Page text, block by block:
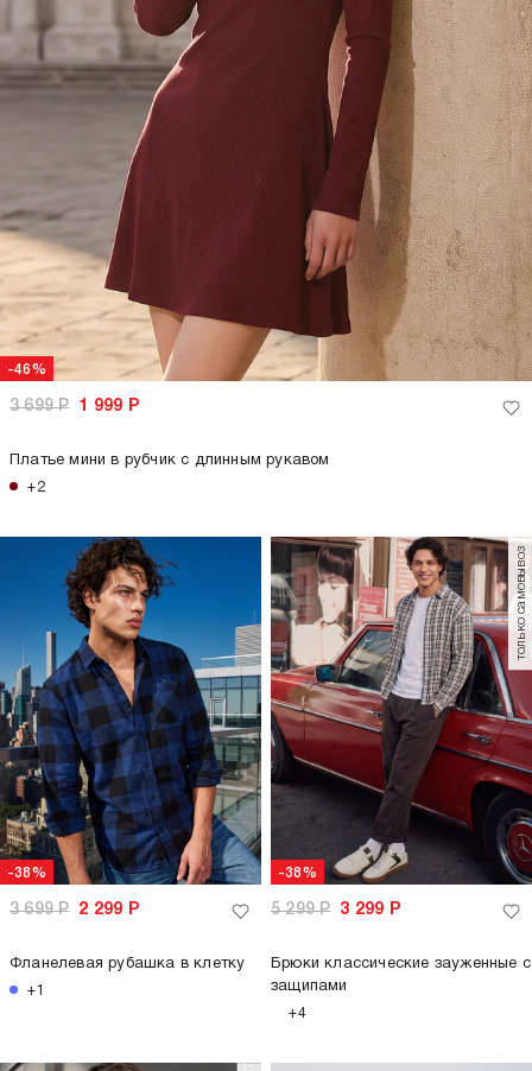
-46%
3 699Р 1 999 Р
Платье мини в рубчик с длинным рукавом
+2
-38%
3 699Р 2 299 Р
Фланелевая рубашка в клетку
+1
-38%
только самовывоз
5 299Р 3 299 Р
Брюки классические зауженные с
защипами
+4